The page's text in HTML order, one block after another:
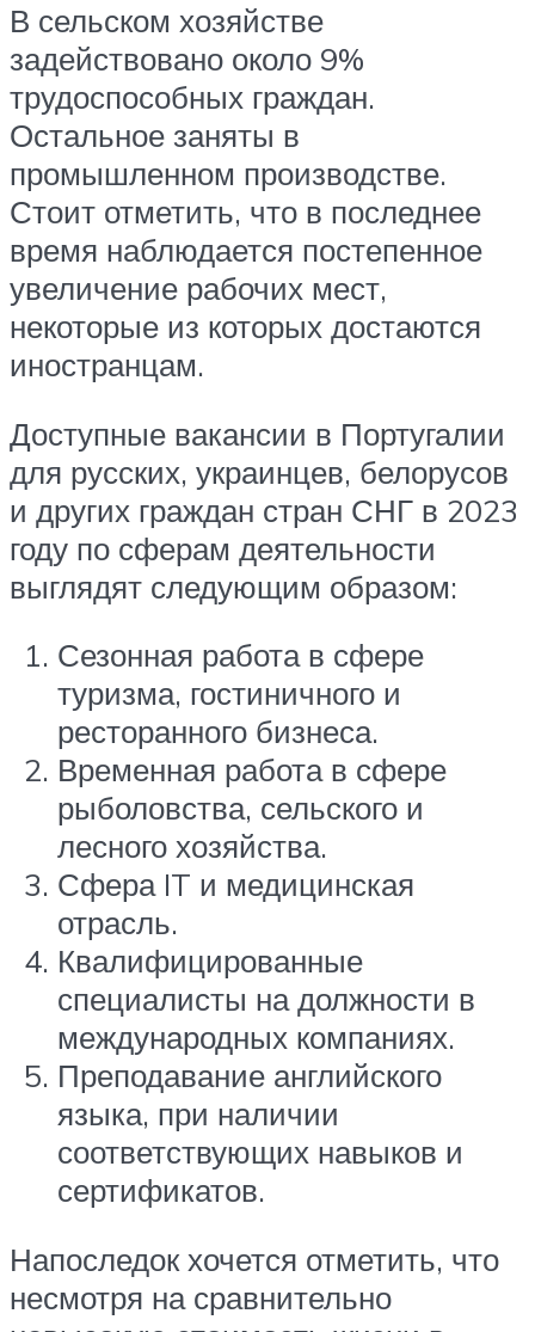
В сельском хозяйстве
задействовано около 9%
трудоспособных граждан.
Остальное заняты в
промышленном производстве.
Стоит отметить, что в последнее
время наблюдается постепенное
увеличение рабочих мест,
некоторые из которых достаются
иностранцам.
Доступные вакансии в Португалии
для русских, украинцев, белорусов
и других граждан стран СНГ в 2023
году по сферам деятельности
выглядят следующим образом:
Сезонная работа в сфере
туризма, гостиничного и
ресторанного бизнеса.
Временная работа в сфере
рыболовства, сельского и
лесного хозяйства.
Сфера IT и медицинская
отрасль.
Квалифицированные
специалисты на должности в
международных компаниях.
Преподавание английского
языка, при наличии
соответствующих навыков и
сертификатов.
Напоследок хочется отметить, что
несмотря на сравнительно